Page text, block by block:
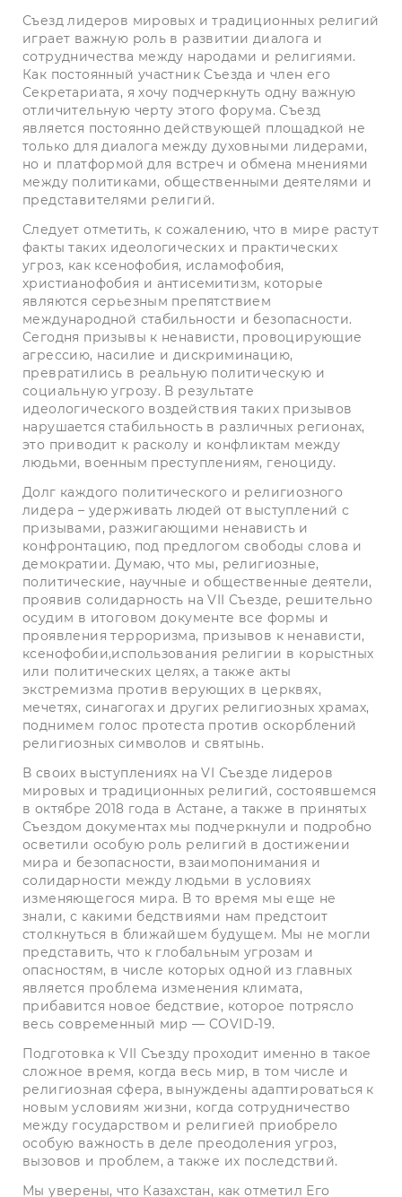
Съезд лидеров мировых и традиционных религий
играет важную роль в развитии диалога и
сотрудничества между народами и религиями.
Как постоянный участник Съезда и член его
Секретариата, я хочу подчеркнуть одну важную
отличительную черту этого форума. Съезд
является постоянно действующей площадкой не
только для диалога между духовными лидерами,
но и платформой для встреч и обмена мнениями
между политиками, общественными деятелями и
представителями религий.
Следует отметить, к сожалению, что в мире растут
факты таких идеологических и практических
угроз, как ксенофобия, исламофобия,
христианофобия и антисемитизм, которые
являются серьезным препятствием
международной стабильности и безопасности.
Сегодня призывы к ненависти, провоцирующие
агрессию, насилие и дискриминацию,
превратились в реальную политическую и
социальную угрозу. В результате
идеологического воздействия таких призывов
нарушается стабильность в различных регионах,
это приводит к расколу и конфликтам между
людьми, военным преступлениям, геноциду.
Долг каждого политического и религиозного
лидера – удерживать людей от выступлений с
призывами, разжигающими ненависть и
конфронтацию, под предлогом свободы слова и
демократии. Думаю, что мы, религиозные,
политические, научные и общественные деятели,
проявив солидарность на VII Съезде, решительно
осудим в итоговом документе все формы и
проявления терроризма, призывов к ненависти,
ксенофобии,использования религии в корыстных
или политических целях, а также акты
экстремизма против верующих в церквях,
мечетях, синагогах и других религиозных храмах,
поднимем голос протеста против оскорблений
религиозных символов и святынь.
В своих выступлениях на VI Съезде лидеров
мировых и традиционных религий, состоявшемся
в октябре 2018 года в Астане, а также в принятых
Съездом документах мы подчеркнули и подробно
осветили особую роль религий в достижении
мира и безопасности, взаимопонимания и
солидарности между людьми в условиях
изменяющегося мира. В то время мы еще не
знали, с какими бедствиями нам предстоит
столкнуться в ближайшем будущем. Мы не могли
представить, что к глобальным угрозам и
опасностям, в числе которых одной из главных
является проблема изменения климата,
прибавится новое бедствие, которое потрясло
весь современный мир — COVID-19.
Подготовка к VII Съезду проходит именно в такое
сложное время, когда весь мир, в том числе и
религиозная сфера, вынуждены адаптироваться к
новым условиям жизни, когда сотрудничество
между государством и религией приобрело
особую важность в деле преодоления угроз,
вызовов и проблем, а также их последствий.
Мы уверены, что Казахстан, как отметил Его